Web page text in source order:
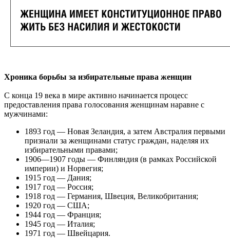
Хроника борьбы за избирательные права женщин
С конца 19 века в мире активно начинается процесс
предоставления права голосования женщинам наравне с
мужчинами:
1893 год — Новая Зеландия, а затем Австралия первыми
признали за женщинами статус граждан, наделяя их
избирательными правами;
1906—1907 годы — Финляндия (в рамках Российской
империи) и Норвегия;
1915 год — Дания;
1917 год — Россия;
1918 год — Германия, Швеция, Великобритания;
1920 год — США;
1944 год — Франция;
1945 год — Италия;
1971 год — Швейцария.